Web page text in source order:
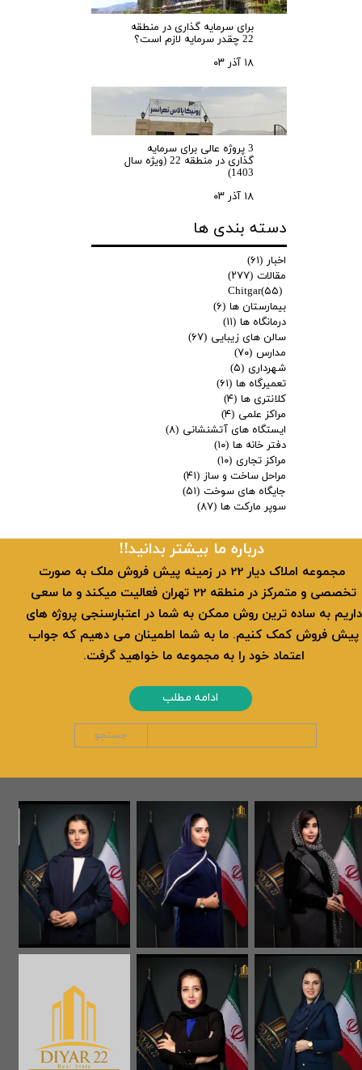
برای سرمایه‌ گذاری در منطقه
22 چقدر سرمایه لازم است؟
۱۸ آذر ۰۳
3 پروژه عالی برای سرمایه
گذاری در منطقه 22 (ویژه سال
1403)
۱۸ آذر ۰۳
دسته بندی ها
اخبار (۶۱)
مقالات (۲۷۷)
Chitgar(۵۵)
بیمارستان ها (۶)
درمانگاه ها (۱۱)
سالن های زیبایی (۶۷)
مدارس (۷۰)
شهرداری (۵)
تعمیرگاه ها (۶۱)
کلانتری ها (۴)
مراکز علمی (۴)
ایستگاه های آتشنشانی (۸)
دفتر خانه ها (۱۰)
مراکز تجاری (۱۰)
مراحل ساخت و ساز (۴۱)
جایگاه های سوخت (۵۱)
سوپر مارکت ها (۸۷)
​​درباره ما بیشتر بدانید!!
​ مجموعه املاک دیار 22 در زمینه پیش فروش ملک به صورت
تخصصی و متمرکز در منطقه 22 تهران فعالیت میکند و ما سعی
داریم به ساده ترین روش ممکن به شما در اعتبارسنجی پروژه های
پیش فروش کمک کنیم. ما به شما اطمینان می دهیم که جواب
اعتماد خود را به مجموعه ما خواهید گرفت.
ادامه مطلب
جستجو